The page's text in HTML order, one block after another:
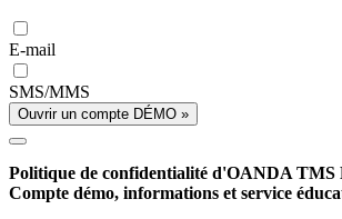
E-mail
SMS/MMS
Ouvrir un compte DÉMO »
Politique de confidentialité d'OANDA TMS
Compte démo, informations et service